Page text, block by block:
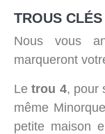
TROUS CLÉS
Nous vous
marqueront
Letrou 4, pour
même
petite maison